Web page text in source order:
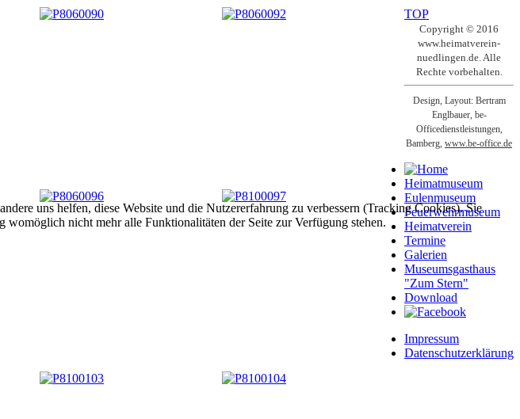
TOP
Copyright © 2016
www.heimatverein-
nuedlingen.de. Alle
Rechte vorbehalten.
Design, Layout: Bertram
Englbauer, be-
Officedienstleistungen,
Bamberg, www.be-office.de
Heimatmuseum
Eulenmuseum
Feuerwehrmuseum
Heimatverein
Termine
Galerien
Museumsgasthaus
"Zum Stern"
Download
Impressum
Datenschutzerklärung
uns helfen, diese Website und die Nutzererfahrung zu verbessern (Tracking Cookies). Sie
womöglich nicht mehr alle Funktionalitäten der Seite zur Verfügung stehen.